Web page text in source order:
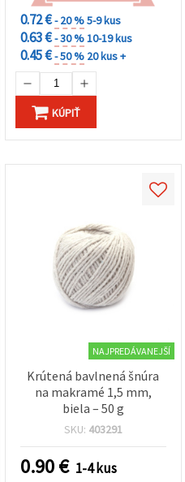
0.72 €- 20 %5-9 kus
0.63 €- 30 %10-19 kus
0.45 €- 50 % 20 kus +
KÚPIŤ
NAJPREDÁVANEJŠÍ
Krútená bavlnená šnúra
na makramé 1,5 mm,
biela – 50 g
SKU: 403291
0.90€ 1-4 kus